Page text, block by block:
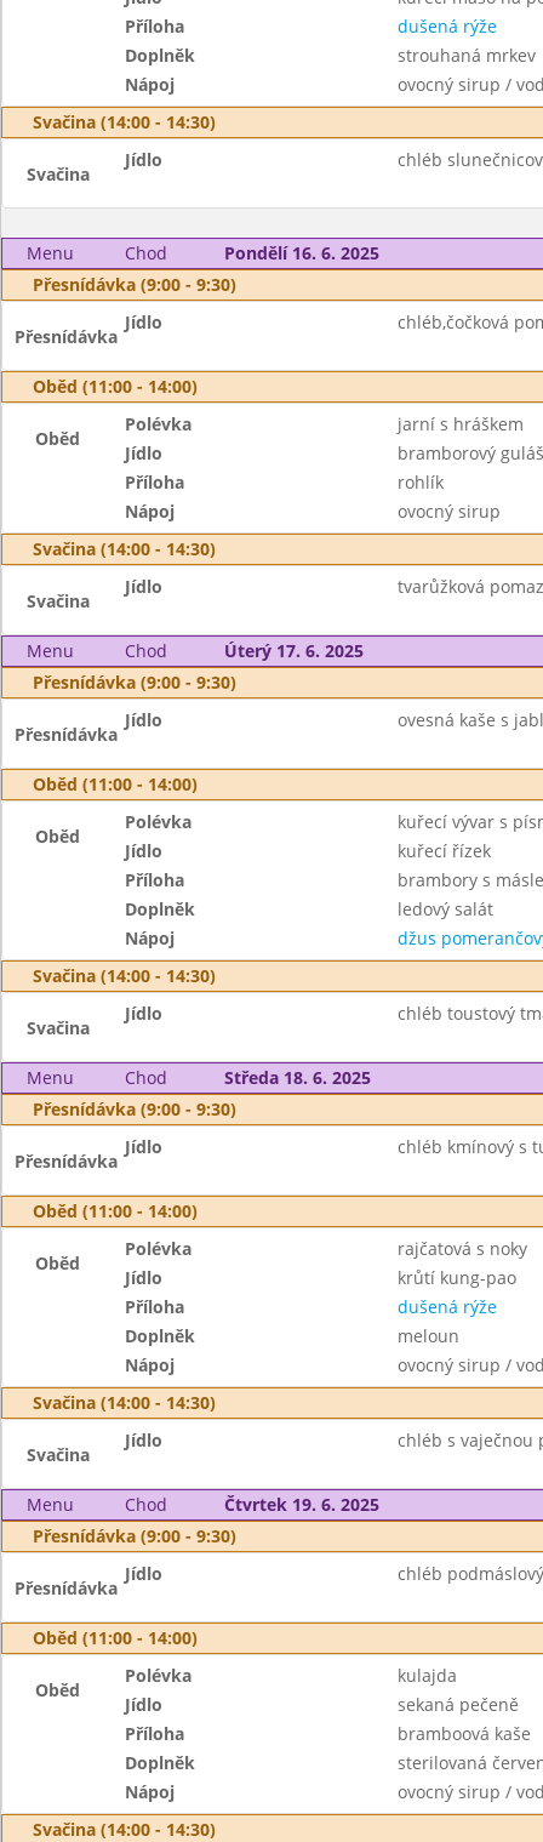
Příloha
dušená rýže
Doplněk
strouhaná mrkev
Nápoj
ovocný sirup /
Svačina (14:00 - 14:30)
Svačina
Jídlo chléb
Menu Chod
Pondělí 16. 6. 2025
Přesnídávka (9:00 - 9:30)
Přesnídávka
Jídlo chléb,čočková
Oběd (11:00 - 14:00)
Oběd
Polévka
jarní s hráškem
Jídlo
bramborový guláš
Příloha
rohlík
Nápoj
ovocný sirup
Svačina (14:00 - 14:30)
Svačina
Jídlo tvarůžková
Menu Chod
Úterý 17. 6. 2025
Přesnídávka (9:00 - 9:30)
Přesnídávka
Jídlo ovesná kaše s
Oběd (11:00 - 14:00)
Oběd
Polévka
kuřecí vývar s
Jídlo
kuřecí řízek
Příloha
brambory s
Doplněk
ledový salát
Nápoj
džus
Svačina (14:00 - 14:30)
Svačina
Jídlo chléb toustový
Menu Chod
Středa 18. 6. 2025
Přesnídávka (9:00 - 9:30)
Přesnídávka
Jídlo chléb kmínový s
Oběd (11:00 - 14:00)
Oběd
Polévka
rajčatová s noky
Jídlo
krůtí kung-pao
Příloha
dušená rýže
Doplněk
meloun
Nápoj
ovocný sirup /
Svačina (14:00 - 14:30)
Svačina
Jídlo chléb s vaječnou
Menu Chod
Čtvrtek 19. 6. 2025
Přesnídávka (9:00 - 9:30)
Přesnídávka
Jídlo chléb
Oběd (11:00 - 14:00)
Oběd
Polévka
kulajda
Jídlo
sekaná pečeně
Příloha
bramboová kaše
Doplněk
sterilovaná
Nápoj
ovocný sirup /
Svačina (14:00 - 14:30)